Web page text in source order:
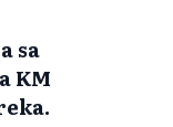
sa
KM